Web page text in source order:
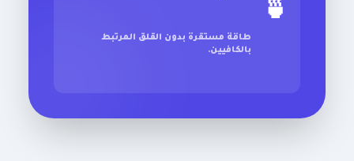
🍵
طاقة مستقرة بدون القلق المرتبط
بالكافيين.